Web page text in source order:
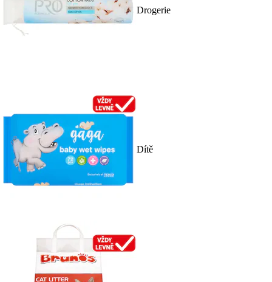
Drogerie
Dítě